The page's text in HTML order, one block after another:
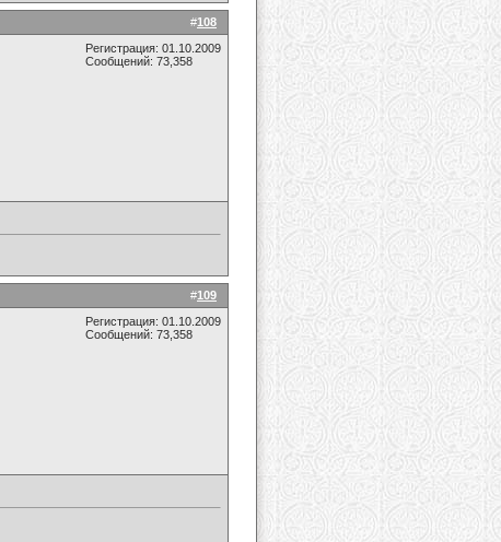
#108
Регистрация: 01.10.2009
Сообщений: 73,358
#109
Регистрация: 01.10.2009
Сообщений: 73,358